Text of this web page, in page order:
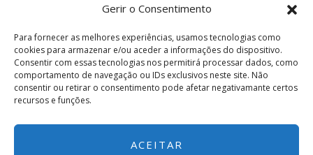
Gerir o Consentimento
Para fornecer as melhores experiências, usamos tecnologias como
cookies para armazenar e/ou aceder a informações do dispositivo.
Consentir com essas tecnologias nos permitirá processar dados, como
comportamento de navegação ou IDs exclusivos neste site. Não
consentir ou retirar o consentimento pode afetar negativamante certos
recursos e funções.
ACEITAR